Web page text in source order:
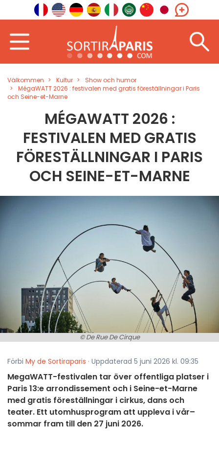
Välkommen Kultur
Show och humor
MégaWATT 2026 : festivalen med gratis föreställningar i Paris
och Seine-et-Marne
MÉGAWATT 2026 :
FESTIVALEN MED GRATIS
FÖRESTÄLLNINGAR I PARIS
OCH SEINE-ET-MARNE
© De Rue De Cirque
Förbi My de Sortiraparis · Uppdaterad 5 juni 2026 kl. 09:35
MegaWATT-festivalen tar över offentliga platser i
Paris 13:e arrondissement och i Seine-et-Marne
med gratis föreställningar i cirkus, dans och
teater. Ett utomhusprogram att uppleva i vår–
sommar fram till den 27 juni 2026.